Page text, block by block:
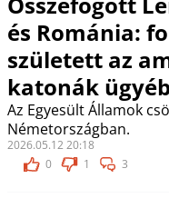
és Románia:
született az
katonák
Az Egyesült Államok
Németországban.
2026.05.12 20:18
0
1 3